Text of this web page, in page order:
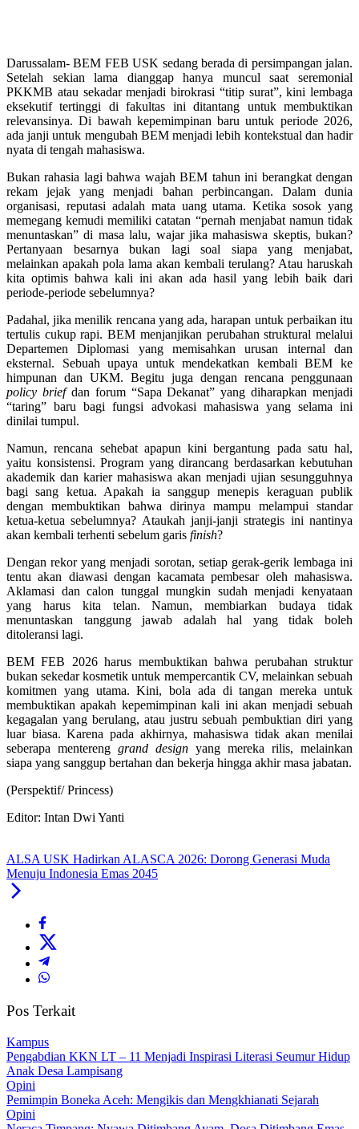
Darussalam- BEM FEB USK sedang berada di persimpangan jalan.
Setelah sekian lama dianggap hanya muncul saat seremonial
PKKMB atau sekadar menjadi birokrasi “titip surat”, kini lembaga
eksekutif tertinggi di fakultas ini ditantang untuk membuktikan
relevansinya. Di bawah kepemimpinan baru untuk periode 2026,
ada janji untuk mengubah BEM menjadi lebih kontekstual dan hadir
nyata di tengah mahasiswa.
Bukan rahasia lagi bahwa wajah BEM tahun ini berangkat dengan
rekam jejak yang menjadi bahan perbincangan. Dalam dunia
organisasi, reputasi adalah mata uang utama. Ketika sosok yang
memegang kemudi memiliki catatan “pernah menjabat namun tidak
menuntaskan” di masa lalu, wajar jika mahasiswa skeptis, bukan?
Pertanyaan besarnya bukan lagi soal siapa yang menjabat,
melainkan apakah pola lama akan kembali terulang? Atau haruskah
kita optimis bahwa kali ini akan ada hasil yang lebih baik dari
periode-periode sebelumnya?
Padahal, jika menilik rencana yang ada, harapan untuk perbaikan itu
tertulis cukup rapi. BEM menjanjikan perubahan struktural melalui
Departemen Diplomasi yang memisahkan urusan internal dan
eksternal. Sebuah upaya untuk mendekatkan kembali BEM ke
himpunan dan UKM. Begitu juga dengan rencana penggunaan
policy brief dan forum “Sapa Dekanat” yang diharapkan menjadi
“taring” baru bagi fungsi advokasi mahasiswa yang selama ini
dinilai tumpul.
Namun, rencana sehebat apapun kini bergantung pada satu hal,
yaitu konsistensi. Program yang dirancang berdasarkan kebutuhan
akademik dan karier mahasiswa akan menjadi ujian sesungguhnya
bagi sang ketua. Apakah ia sanggup menepis keraguan publik
dengan membuktikan bahwa dirinya mampu melampui standar
ketua-ketua sebelumnya? Ataukah janji-janji strategis ini nantinya
akan kembali terhenti sebelum garis finish?
Dengan rekor yang menjadi sorotan, setiap gerak-gerik lembaga ini
tentu akan diawasi dengan kacamata pembesar oleh mahasiswa.
Aklamasi dan calon tunggal mungkin sudah menjadi kenyataan
yang harus kita telan. Namun, membiarkan budaya tidak
menuntaskan tanggung jawab adalah hal yang tidak boleh
ditoleransi lagi.
BEM FEB 2026 harus membuktikan bahwa perubahan struktur
bukan sekedar kosmetik untuk mempercantik CV, melainkan sebuah
komitmen yang utama. Kini, bola ada di tangan mereka untuk
membuktikan apakah kepemimpinan kali ini akan menjadi sebuah
kegagalan yang berulang, atau justru sebuah pembuktian diri yang
luar biasa. Karena pada akhirnya, mahasiswa tidak akan menilai
seberapa mentereng grand design yang mereka rilis, melainkan
siapa yang sanggup bertahan dan bekerja hingga akhir masa jabatan.
(Perspektif/ Princess)
Editor: Intan Dwi Yanti
ALSA USK Hadirkan ALASCA 2026: Dorong Generasi Muda
Menuju Indonesia Emas 2045
Pos Terkait
Kampus
Pengabdian KKN LT – 11 Menjadi Inspirasi Literasi Seumur Hidup
Anak Desa Lampisang
Opini
Pemimpin Boneka Aceh: Mengikis dan Mengkhianati Sejarah
Opini